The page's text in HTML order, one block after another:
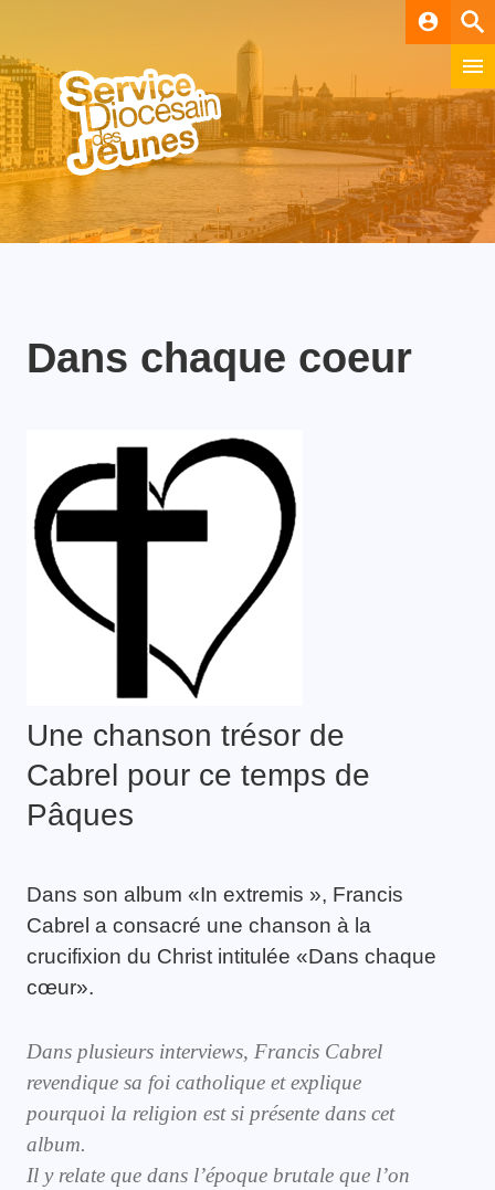
account_circle
Dans chaque coeur
Une chanson trésor de
Cabrel pour ce temps de
Pâques
Dans son album «In extremis », Francis
Cabrel a consacré une chanson à la
crucifixion du Christ intitulée «Dans chaque
cœur».
Dans plusieurs interviews, Francis Cabrel
revendique sa foi catholique et explique
pourquoi la religion est si présente dans cet
album.
Il y relate que dans l’époque brutale que l’on